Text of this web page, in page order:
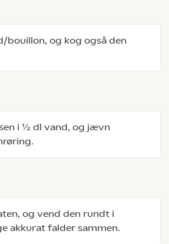
bouillon, og kog også den
i ½ dl vand, og jævn
og vend den rundt i
akkurat falder sammen.